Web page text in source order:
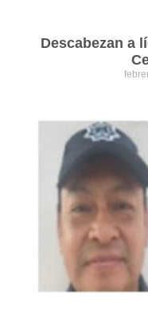
Descabezan a